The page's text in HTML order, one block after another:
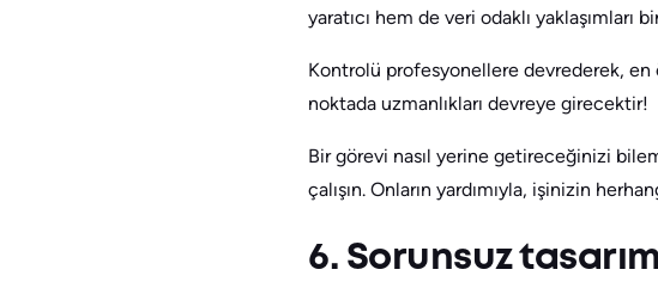
yaratıcı hem de veri odaklı
Kontrolü profesyonellere devrederek,
noktada uzmanlıkları devreye girecektir!
Bir görevi nasıl yerine getireceğinizi
çalışın. Onların yardımıyla, işinizin
6. Sorunsuz